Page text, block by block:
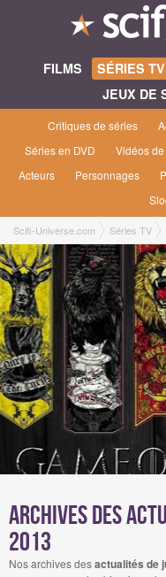
FILMS SÉRIES TV
JEUX DE
Critiques de séries
Séries en DVD
Vidéos
Acteurs
Personnages
Scifi-Universe.com Séries TV
Archives des
2013
Nos archives desactualités de